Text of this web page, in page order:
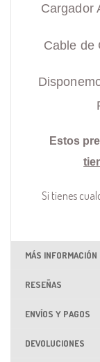
Cargador
Cable de
Estos
Si tienes
MÁS INFORMACIÓN
RESEÑAS
ENVÍOS Y PAGOS
DEVOLUCIONES